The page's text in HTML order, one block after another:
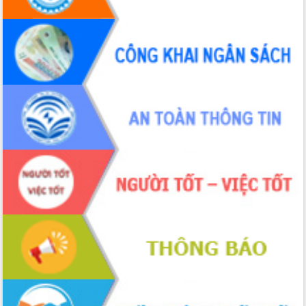
Tháo gỡ những vướng mắc, đẩy mạnh
công tác cải cách thủ tục hành chính
tại Trung tâm Phục vụ hành chính
công tỉnh
Đắk Lắk: Tôn vinh 46 giải pháp tại Hội
thi Sáng tạo Kỹ thuật 2024 - 2025
Đắk Lắk rà soát, điều chỉnh Đề án 190
về phát triển nuôi trồng thủy sản
Phó Chủ tịch UBND tỉnh Đắk Lắk
Trương Công Thái kiểm tra thực địa
Dự án cao tốc Khánh Hòa - Buôn Ma
Thuột
Định vị cà phê Việt Nam như một “di
sản sống” trong dòng chảy toàn cầu
Xây dựng nông thôn mới: Nâng cao đời
sống người dân từ những mô hình thiết
thực
Quyết liệt tháo gỡ vướng mắc, đẩy
nhanh tiến độ các dự án trọng điểm
trong Khu kinh tế Nam Phú Yên